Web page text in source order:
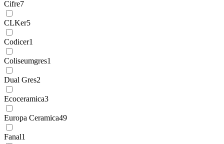
Cifre7
CLKer5
Codicer1
Coliseumgres1
Dual Gres2
Ecoceramica3
Europa Ceramica49
Fanal1